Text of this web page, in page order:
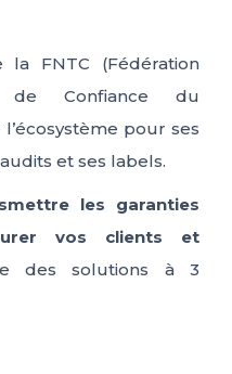
FNTC (Fédération
de Confiance du
pour ses
et ses labels.
les garanties
vos clients et
des solutions à 3